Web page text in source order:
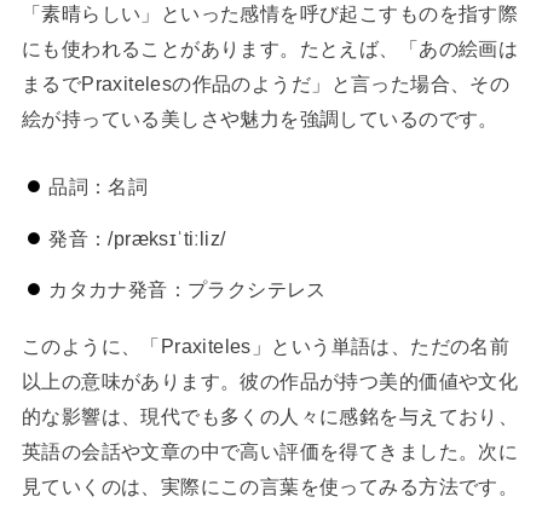
「素晴らしい」といった感情を呼び起こすものを指す際
にも使われることがあります。たとえば、「あの絵画は
まるでPraxitelesの作品のようだ」と言った場合、その
絵が持っている美しさや魅力を強調しているのです。
品詞：名詞
発音：/præksɪˈtiːliz/
カタカナ発音：プラクシテレス
このように、「Praxiteles」という単語は、ただの名前
以上の意味があります。彼の作品が持つ美的価値や文化
的な影響は、現代でも多くの人々に感銘を与えており、
英語の会話や文章の中で高い評価を得てきました。次に
見ていくのは、実際にこの言葉を使ってみる方法です。